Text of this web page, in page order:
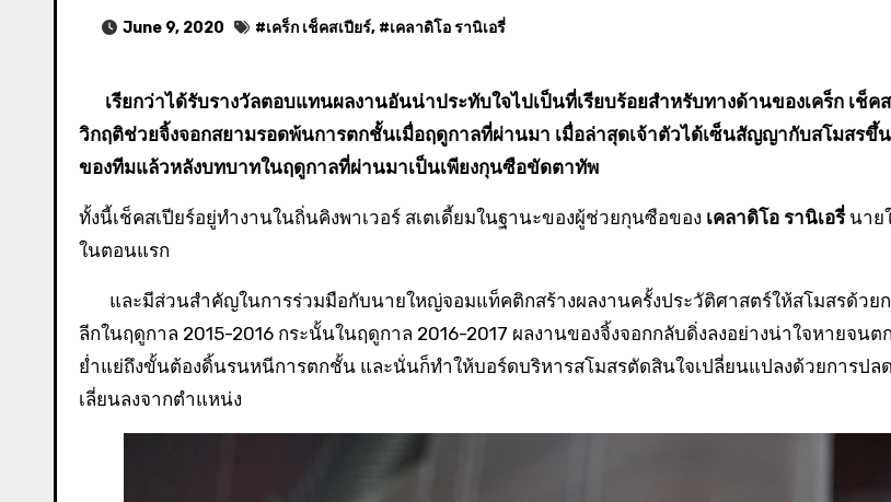
June 9, 2020 #เคร็ก เช็คสเปียร์, #เคลาดิโอ รานิเอรี่
เรียกว่าได้รับรางวัลตอบแทนผลงานอันน่าประทับใจไปเป็นที่เรียบร้อยสำหรับทางด้านของเคร็ก เช็คสเปียร์ กุนซือฮีโร่ผู้กู้
วิกฤติช่วยจิ้งจอกสยามรอดพ้นการตกชั้นเมื่อฤดูกาลที่ผ่านมา เมื่อล่าสุดเจ้าตัวได้เซ็นสัญญากับสโมสรขึ้
ของทีมแล้วหลังบทบาทในฤดูกาลที่ผ่านมาเป็นเพียงกุนซือขัดตาทัพ
ทั้งนี้เช็คสเปียร์อยู่ทำงานในถิ่นคิงพาเวอร์ สเตเดี้ยมในฐานะของผู้ช่วยกุนซือของ เคลาดิโอ รานิเอรี่นาย
ในตอนแรก
และมีส่วนสำคัญในการร่วมมือกับนายใหญ่จอมแท็คติกสร้างผลงานครั้งประวัติศาสตร์ให้สโมสรด้วย
ลีกในฤดูกาล 2015-2016 กระนั้นในฤดูกาล 2016-2017 ผลงานของจิ้งจอกกลับดิ่งลงอย่างน่าใจหายจน
ย่ำแย่ถึงขั้นต้องดิ้นรนหนีการตกชั้น และนั่นก็ทำให้บอร์ดบริหารสโมสรตัดสินใจเปลี่ยนแปลงด้วยการป
เลี่ยนลงจากตำแหน่ง